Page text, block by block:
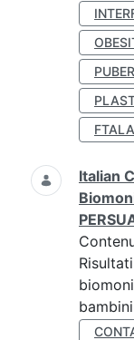
Italian
bambini